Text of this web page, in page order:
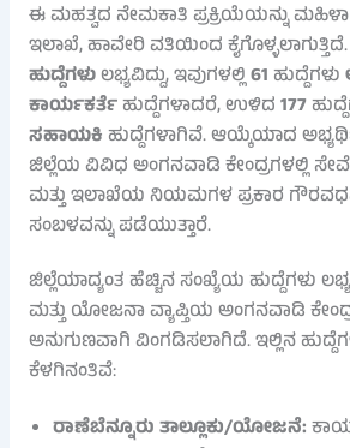
ಈ ಮಹತ್ವದ ನೇಮಕಾತಿ ಪ್ರಕ್ರಿಯೆಯನ್ನು ಮಹಿಳಾ
ಇಲಾಖೆ, ಹಾವೇರಿ ವತಿಯಿಂದ
ಹುದ್ದೆಗಳುಲಭ್ಯವಿದ್ದು, ಇವುಗಳಲ್ಲಿ61ಹುದ್ದೆಗಳು
ಕಾರ್ಯಕರ್ತೆಹುದ್ದೆಗಳಾದರೆ, ಉಳಿದ177
ಸಹಾಯಕಿಹುದ್ದೆಗಳಾಗಿವೆ. ಆಯ್ಕೆಯಾದ
ಜಿಲ್ಲೆಯ ವಿವಿಧ ಅಂಗನವಾಡಿ ಕೇಂದ್ರಗಳಲ್ಲಿ ಸೇವೆ
ಮತ್ತು ಇಲಾಖೆಯ ನಿಯಮಗಳ ಪ್ರಕಾರ
ಸಂಬಳವನ್ನು ಪಡೆಯುತ್ತಾರೆ.
ಜಿಲ್ಲೆಯಾದ್ಯಂತ ಹೆಚ್ಚಿನ ಸಂಖ್ಯೆಯ ಹುದ್ದೆಗಳು
ಮತ್ತು ಯೋಜನಾ ವ್ಯಾಪ್ತಿಯ ಅಂಗನವಾಡಿ
ಅನುಗುಣವಾಗಿ ವಿಂಗಡಿಸಲಾಗಿದೆ. ಇಲ್ಲಿನ
ಕೆಳಗಿನಂತಿವೆ:
ರಾಣೆಬೆನ್ನೂರು ತಾಲ್ಲೂಕು/ಯೋಜನೆ: